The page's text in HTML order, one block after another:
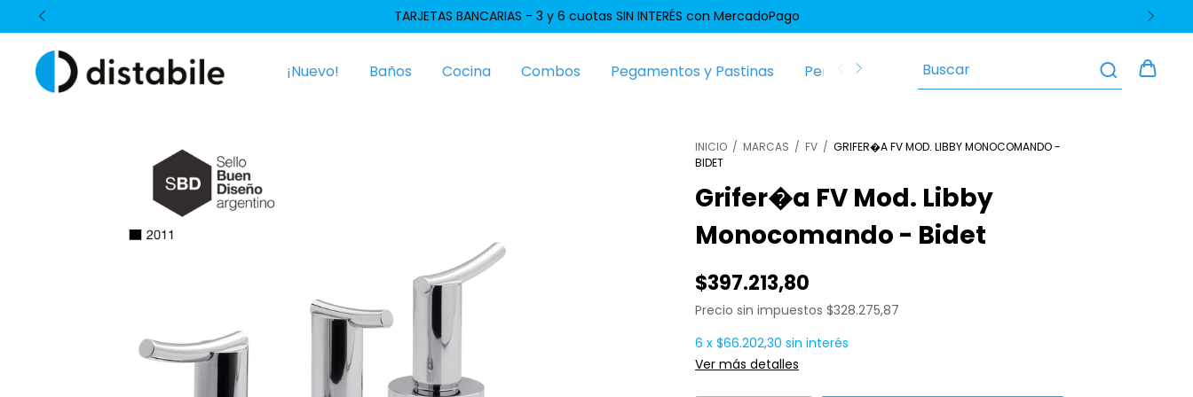
TARJETAS BANCARIAS - 3 y 6 cuotas SIN INTERÉS con MercadoPago
¡Nuevo! Baños Cocina Combos Pegamentos y Pastinas Perfiles y Zócalos Pisos y Revestimientos
INICIO / MARCAS / FV / GRIFER�A FV MOD. LIBBY MONOCOMANDO -
BIDET
Grifer�a FV Mod. Libby
Monocomando - Bidet
$397.213,80
Precio sin impuestos$328.275,87
6 x$66.202,30 sin interés
Ver más detalles